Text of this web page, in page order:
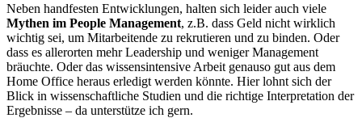
Neben handfesten Entwicklungen, halten sich leider auch viele
Mythen im People Management, z.B. dass Geld nicht wirklich
wichtig sei, um Mitarbeitende zu rekrutieren und zu binden. Oder
dass es allerorten mehr Leadership und weniger Management
bräuchte. Oder das wissensintensive Arbeit genauso gut aus dem
Home Office heraus erledigt werden könnte. Hier lohnt sich der
Blick in wissenschaftliche Studien und die richtige Interpretation der
Ergebnisse – da unterstütze ich gern.